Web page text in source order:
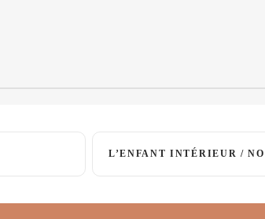
L’ENFANT INTÉRIEUR /